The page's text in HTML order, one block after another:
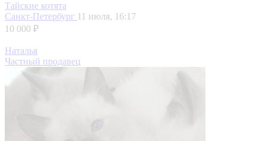
Тайские котята
Санкт-Петербург 11 июля, 16:17
10 000 ₽
Наталья
Частный продавец